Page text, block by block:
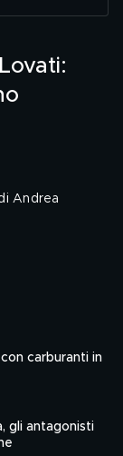
Andrea
carburanti in
gli antagonisti